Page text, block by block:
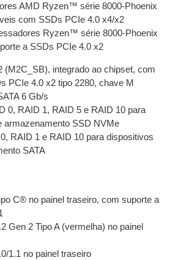
AMD Ryzen™ série 8000-Phoenix
com SSDs PCIe 4.0 x4/x2
Ryzen™ série 8000-Phoenix
a SSDs PCIe 4.0 x2
(M2C_SB), integrado ao chipset, com
PCIe 4.0 x2 tipo 2280, chave M
6 Gb/s
0, RAID 1, RAID 5 e RAID 10 para
armazenamento SSD NVMe
RAID 1 e RAID 10 para dispositivos
SATA
C® no painel traseiro, com suporte a
Gen 2 Tipo A (vermelha) no painel
1.1 no painel traseiro